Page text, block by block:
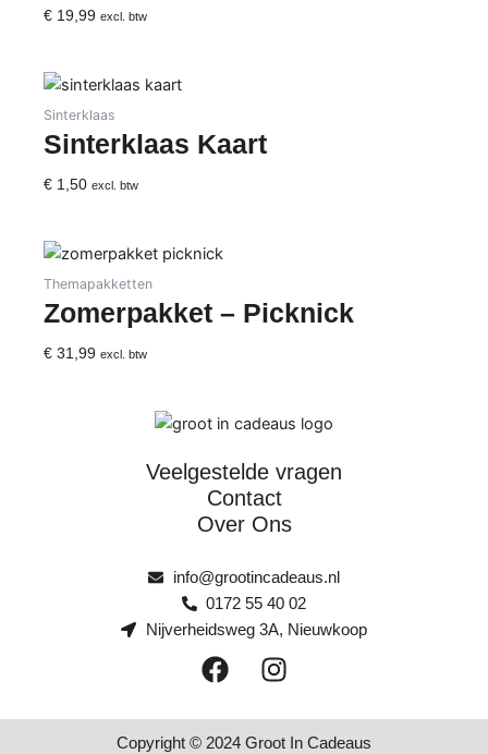
€ 19,99 excl. btw
Sinterklaas
Sinterklaas Kaart
€ 1,50 excl. btw
Themapakketten
Zomerpakket – Picknick
€ 31,99 excl. btw
Veelgestelde vragen
Contact
Over Ons
info@grootincadeaus.nl
0172 55 40 02
Nijverheidsweg 3A, Nieuwkoop
F
a
e
I
n
t
Copyright © 2024 Groot In Cadeaus